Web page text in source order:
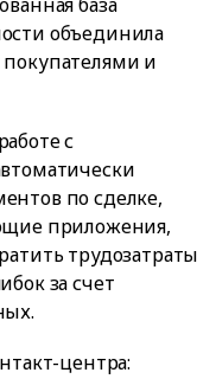
объединила
и
с
по сделке,
приложения,
трудозатраты
за счет
центра: